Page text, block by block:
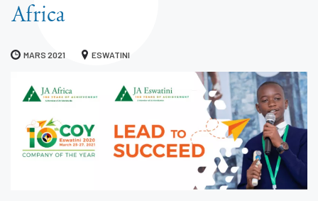
Africa
MARS 2021 ESWATINI